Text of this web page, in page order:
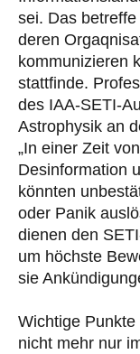
sei. Das
deren
kommunizieren
stattfinde.
des IAA-SETI-
Astrophysik an
„In einer Zeit
Desinformation
könnten
oder Panik
dienen den
um höchste
sie
Wichtige
nicht mehr nur